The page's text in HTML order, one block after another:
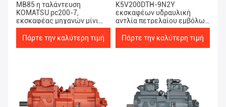
MB85 η ταλάντευση
KOMATSU pc200-7,
εκσκαφέας μηχανών μίνι
γυρίζει τη μηχανή
Πάρτε την καλύτερη τιμή
K5V200DTH-9N2Y
εκσκαφέων υδραυλική
αντλία πετρελαίου εμβόλων
κύρια για τη EC480D
Πάρτε την καλύτερη τιμή